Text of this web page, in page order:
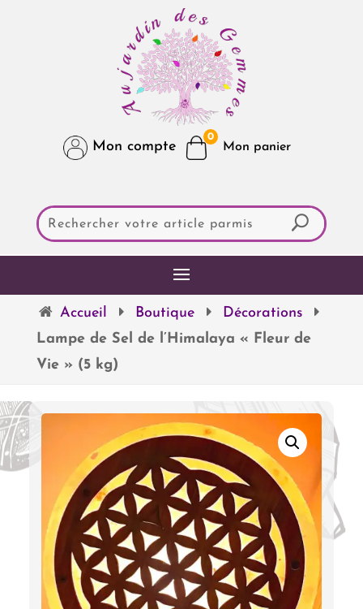
Mon compte
0
Accueil Boutique
Décorations
Lampe de Sel de l’Himalaya « Fleur de
Vie » (5 kg)